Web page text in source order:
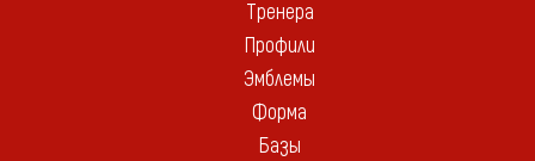
Тренера
Профили
Эмблемы
Форма
Базы